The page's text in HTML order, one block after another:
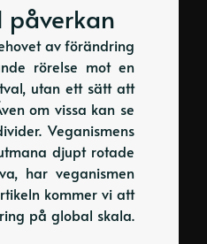
påverkan
av förändring
rörelse mot en
utan ett sätt att
om vissa kan se
Veganismens
djupt rotade
har veganismen
kommer vi att
på global skala.